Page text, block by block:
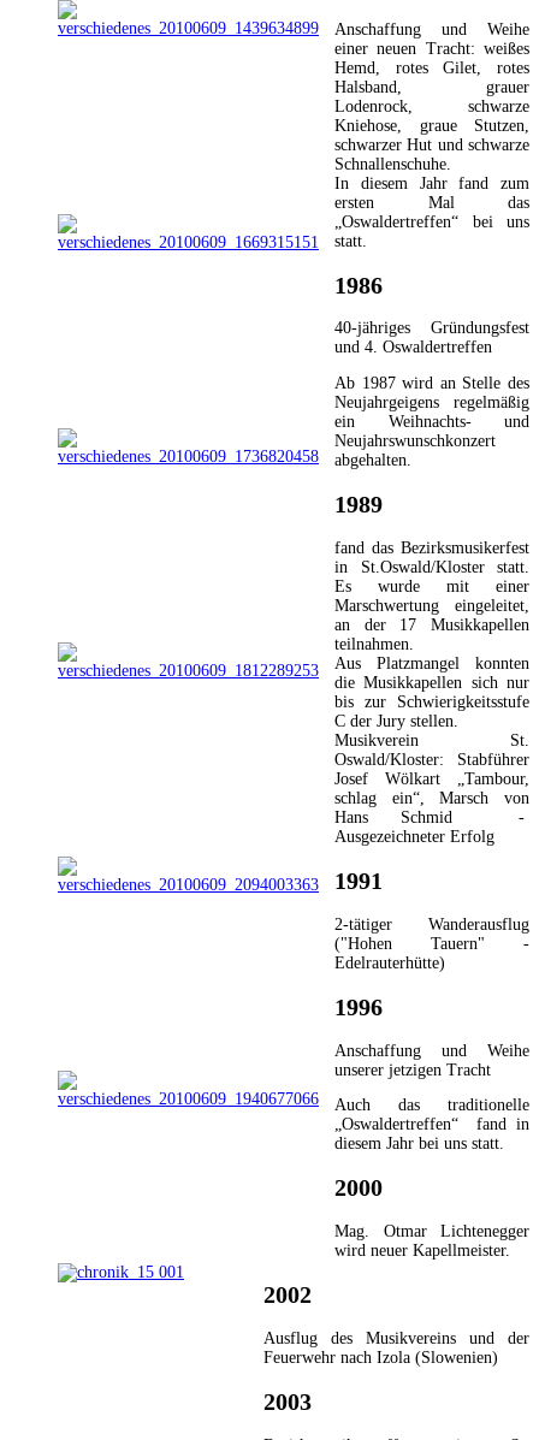
Anschaffung und Weihe
einer neuen Tracht: weißes
Hemd, rotes Gilet, rotes
Halsband, grauer
Lodenrock, schwarze
Kniehose, graue Stutzen,
schwarzer Hut und schwarze
Schnallenschuhe.
In diesem Jahr fand zum
ersten Mal das
„Oswaldertreffen“ bei uns
statt.
1986
40-jähriges Gründungsfest
und 4. Oswaldertreffen
Ab 1987 wird an Stelle des
Neujahrgeigens regelmäßig
ein Weihnachts- und
Neujahrswunschkonzert
abgehalten.
1989
fand das Bezirksmusikerfest
in St.Oswald/Kloster statt.
Es wurde mit einer
Marschwertung eingeleitet,
an der 17 Musikkapellen
teilnahmen.
Aus Platzmangel konnten
die Musikkapellen sich nur
bis zur Schwierigkeitsstufe
C der Jury stellen.
Musikverein St.
Oswald/Kloster: Stabführer
Josef Wölkart „Tambour,
schlag ein“, Marsch von
Hans Schmid -
Ausgezeichneter Erfolg
1991
2-tätiger Wanderausflug
("Hohen Tauern" -
Edelrauterhütte)
1996
Anschaffung und Weihe
unserer jetzigen Tracht
Auch das traditionelle
„Oswaldertreffen“ fand in
diesem Jahr bei uns statt.
2000
Mag. Otmar Lichtenegger
wird neuer Kapellmeister.
2002
Ausflug des Musikvereins und der
Feuerwehr nach Izola (Slowenien)
2003